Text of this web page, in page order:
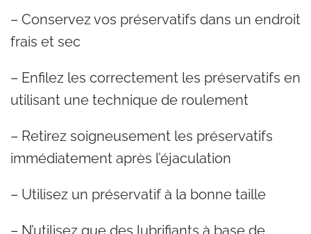
– Conservez vos préservatifs dans un endroit
frais et sec
– Enfilez les correctement les préservatifs en
utilisant une technique de roulement
– Retirez soigneusement les préservatifs
immédiatement après l’éjaculation
– Utilisez un préservatif à la bonne taille
– N’utilisez que des lubrifiants à base de